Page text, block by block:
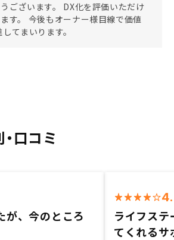
ございます。 DX化を評価いただけ
す。 今後もオーナー様目線で価値
てまいります。
口コミ
が、今のところ
ライフス
てくれるサ